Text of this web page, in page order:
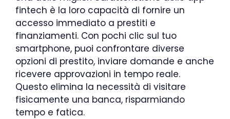
fintech è la loro capacità di fornire un
accesso immediato a prestiti e
finanziamenti. Con pochi clic sul tuo
smartphone, puoi confrontare diverse
opzioni di prestito, inviare domande e anche
ricevere approvazioni in tempo reale.
Questo elimina la necessità di visitare
fisicamente una banca, risparmiando
tempo e fatica.